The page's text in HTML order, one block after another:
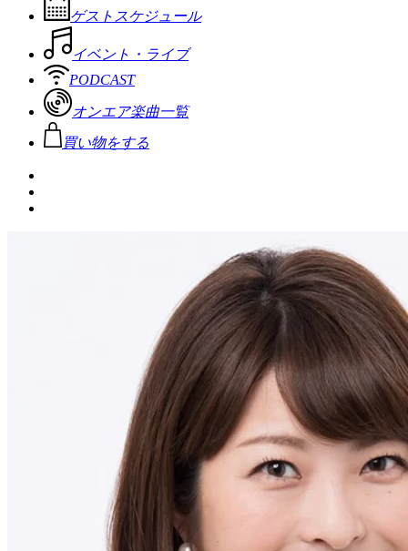
ゲストスケジュール
イベント・ライブ
PODCAST
オンエア楽曲一覧
買い物をする